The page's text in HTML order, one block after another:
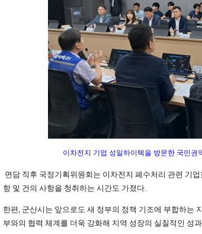
이차전지 기업 성일하이텍을 방문한 국민
면담 직후 국정기획위원회는 이차전지 폐수처리 관련 기
항 및 건의 사항을 청취하는 시간도 가졌다.
한편, 군산시는 앞으로도 새 정부의 정책 기조에 부합하는
부와의 협력 체계를 더욱 강화해 지역 성장의 실질적인 성